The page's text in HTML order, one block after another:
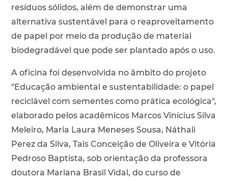
resíduos sólidos, além de demonstrar uma
alternativa sustentável para o reaproveitamento
de papel por meio da produção de material
biodegradável que pode ser plantado após o uso.
A oficina foi desenvolvida no âmbito do projeto
"Educação ambiental e sustentabilidade: o papel
reciclável com sementes como prática ecológica",
elaborado pelos acadêmicos Marcos Vinícius Silva
Meleiro, Maria Laura Meneses Sousa, Náthali
Perez da Silva, Tais Conceição de Oliveira e Vitória
Pedroso Baptista, sob orientação da professora
doutora Mariana Brasil Vidal, do curso de